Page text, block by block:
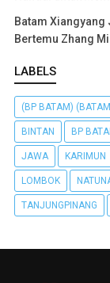
Batam Xiangyang
Bertemu Zhang
LABELS
(BP BATAM)
BINTAN BP
JAWA KARIMUN
LOMBOK
TANJUNGPINANG